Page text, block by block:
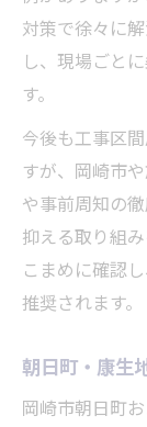
対策で徐々に
し、現場ごと
す。
今後も工事区
すが、岡崎市
や事前周知の
抑える取り組
こまめに確認
推奨されます。
朝日町・康生
岡崎市朝日町